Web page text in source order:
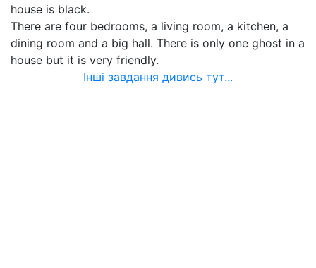
house is black.
There are four bedrooms, a living room, a kitchen, a
dining room and a big hall. There is only one ghost in a
house but it is very friendly.
Інші завдання дивись тут...